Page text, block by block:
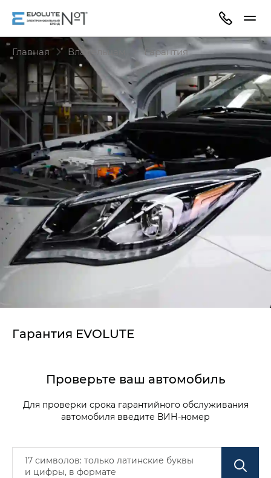
Главная Владельцам Гарантия
Гарантия EVOLUTE
Проверьте ваш автомобиль
Для проверки срока гарантийного обслуживания
автомобиля введите ВИН-номер